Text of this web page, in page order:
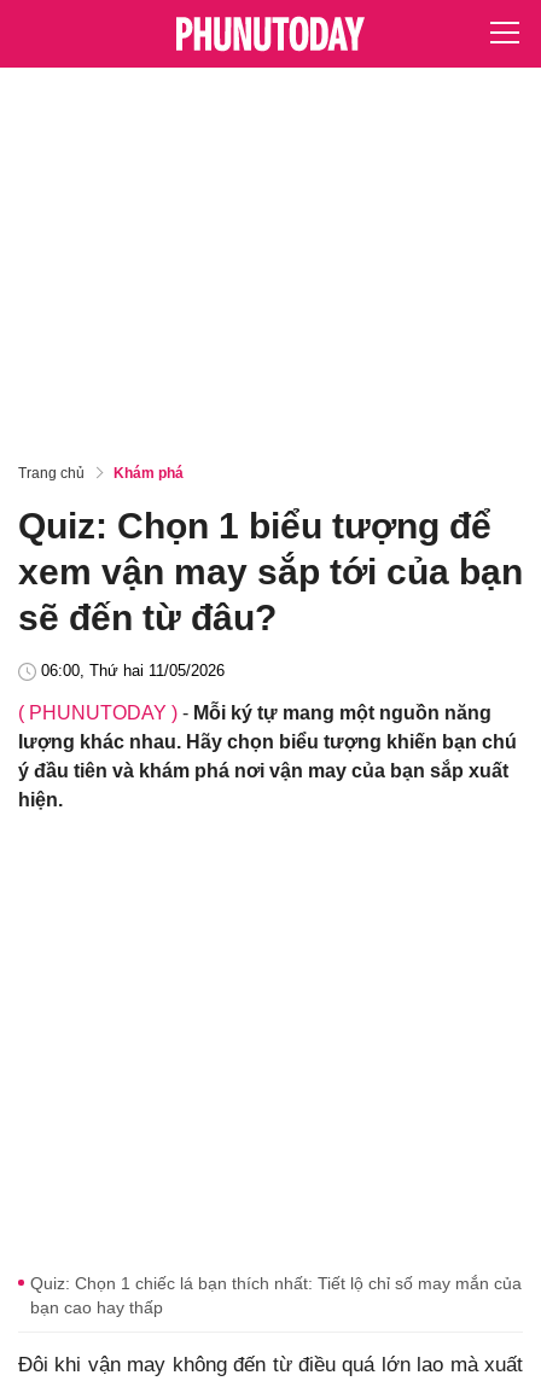
Trang chủ Khám phá
Quiz: Chọn 1 biểu tượng để
xem vận may sắp tới của bạn
sẽ đến từ đâu?
06:00, Thứ hai 11/05/2026
( PHUNUTODAY ) - Mỗi ký tự mang một nguồn năng
lượng khác nhau. Hãy chọn biểu tượng khiến bạn chú
ý đầu tiên và khám phá nơi vận may của bạn sắp xuất
hiện.
Quiz: Chọn 1 chiếc lá bạn thích nhất: Tiết lộ chỉ số may mắn của
bạn cao hay thấp
Đôi khi vận may không đến từ điều quá lớn lao mà xuất